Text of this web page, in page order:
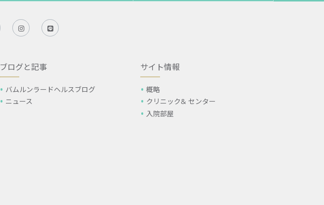
ブログと記事
バムルンラードヘルスブログ
ニュース
サイト情報
概略
クリニック& センター
入院部屋